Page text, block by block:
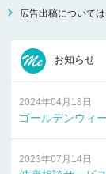
広告出稿について
お知らせ
2024年04月18日
ゴールデンウィ
2023年07月14日